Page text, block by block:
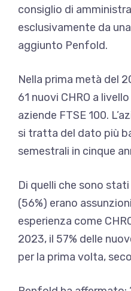
consiglio di
esclusivamente da
aggiunto Penfold.
Nella prima metà del
61 nuovi CHRO a
aziende FTSE 100.
si tratta del dato più
semestrali in cinque
Di quelli che sono
(56%) erano
esperienza come
2023, il 57% delle
per la prima volta,